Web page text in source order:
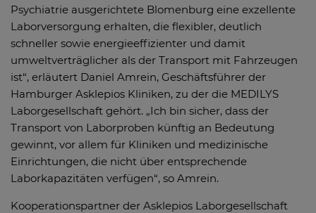
Psychiatrie ausgerichtete Blomenburg eine exzellente
Laborversorgung erhalten, die flexibler, deutlich
schneller sowie energieeffizienter und damit
umweltverträglicher als der Transport mit Fahrzeugen
ist“, erläutert Daniel Amrein, Geschäftsführer der
Hamburger Asklepios Kliniken, zu der die MEDILYS
Laborgesellschaft gehört. „Ich bin sicher, dass der
Transport von Laborproben künftig an Bedeutung
gewinnt, vor allem für Kliniken und medizinische
Einrichtungen, die nicht über entsprechende
Laborkapazitäten verfügen“, so Amrein.
Kooperationspartner der Asklepios Laborgesellschaft